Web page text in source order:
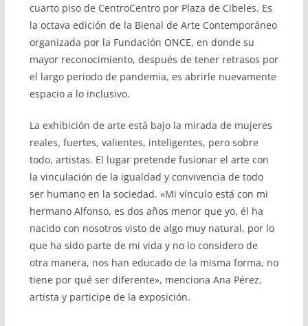
cuarto piso de CentroCentro por Plaza de Cibeles. Es
la octava edición de la Bienal de Arte Contemporáneo
organizada por la Fundación ONCE, en donde su
mayor reconocimiento, después de tener retrasos por
el largo periodo de pandemia, es abrirle nuevamente
espacio a lo inclusivo.
La exhibición de arte está bajo la mirada de mujeres
reales, fuertes, valientes, inteligentes, pero sobre
todo, artistas. El lugar pretende fusionar el arte con
la vinculación de la igualdad y convivencia de todo
ser humano en la sociedad. «Mi vínculo está con mi
hermano Alfonso, es dos años menor que yo, él ha
nacido con nosotros visto de algo muy natural, por lo
que ha sido parte de mi vida y no lo considero de
otra manera, nos han educado de la misma forma, no
tiene por qué ser diferente», menciona Ana Pérez,
artista y participe de la exposición.